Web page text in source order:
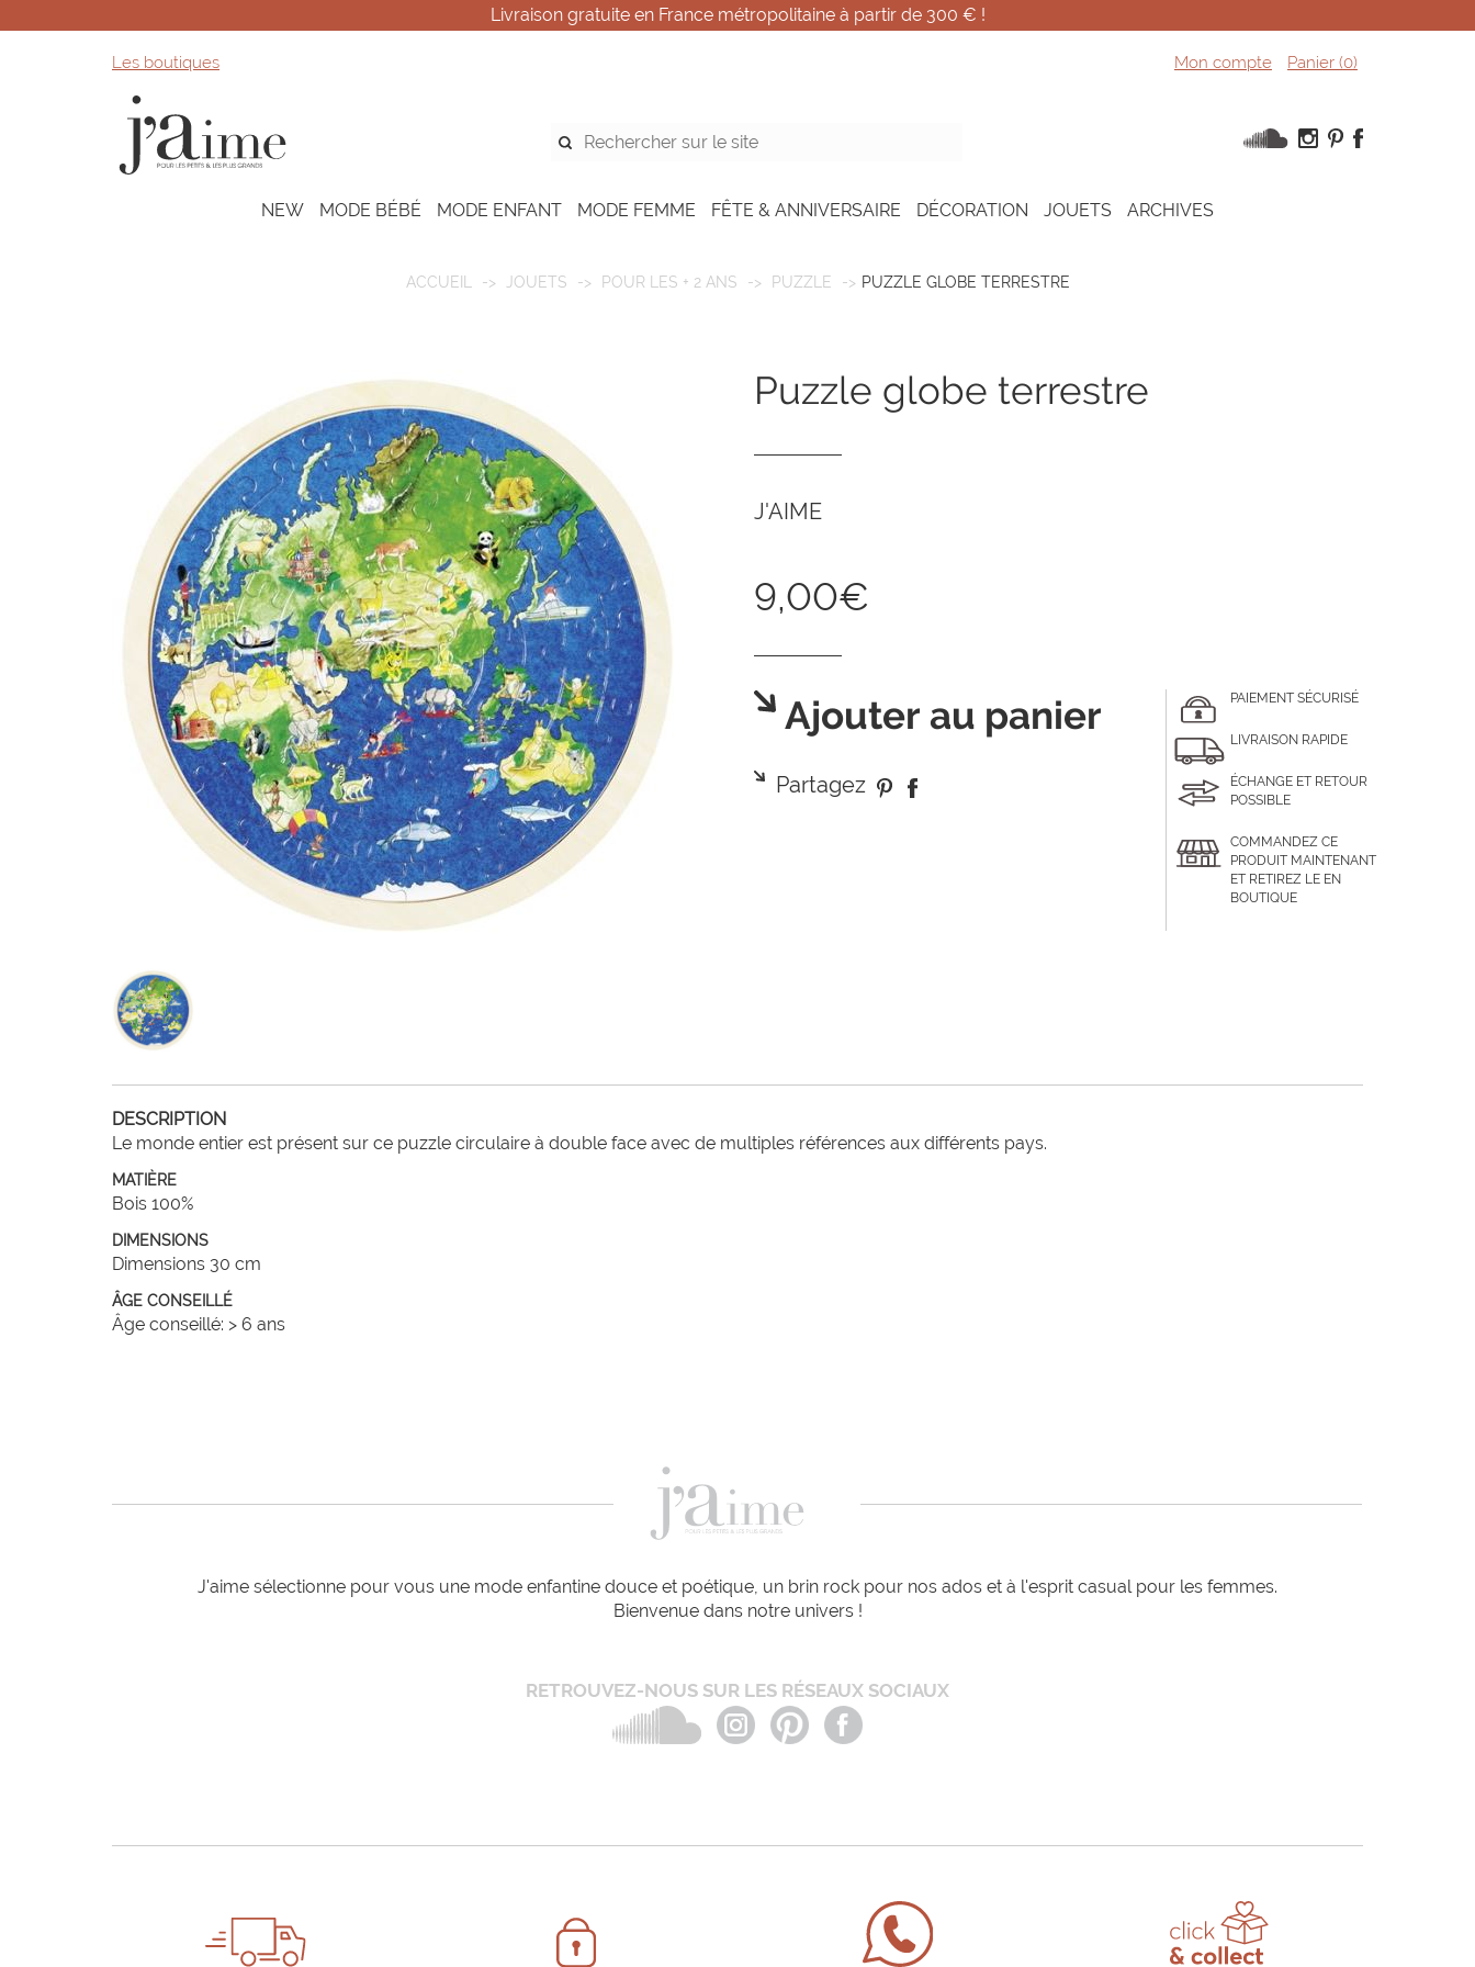
Livraison gratuite en France métropolitaine à partir de 300 € !
Les boutiques Mon compte Panier (0)
NEW MODE BÉBÉ MODE ENFANT MODE FEMME FÊTE & ANNIVERSAIRE DÉCORATION JOUETS ARCHIVES
ACCUEIL JOUETS POUR LES + 2 ANS PUZZLE PUZZLE GLOBE TERRESTRE
puzzle globe terrestre
J'AIME
9,00€
Ajouter au panier
Partagez
PAIEMENT SÉCURISÉ
LIVRAISON RAPIDE
ÉCHANGE ET RETOUR
POSSIBLE
COMMANDEZ CE
PRODUIT MAINTENANT
ET RETIREZ LE EN
BOUTIQUE
DESCRIPTION
Le monde entier est présent sur ce puzzle circulaire à double face avec de multiples références aux différents pays.
MATIÈRE
Bois 100%
DIMENSIONS
Dimensions 30 cm
ÂGE CONSEILLÉ
Âge conseillé: > 6 ans
J'aime sélectionne pour vous une mode enfantine douce et poétique, un brin rock pour nos ados et à l'esprit casual pour les femmes.
Bienvenue dans notre univers !
RETROUVEZ-NOUS SUR LES RÉSEAUX SOCIAUX